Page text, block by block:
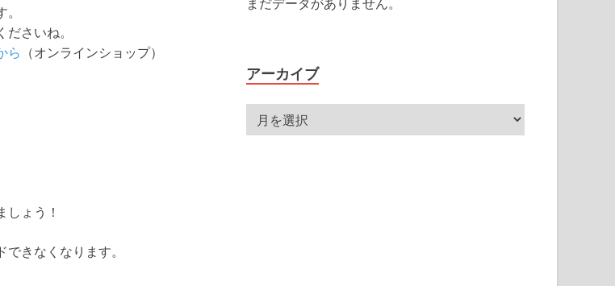
さいね。
ら （オンラインショップ）
ょう！
きなくなります。
アーカイブ